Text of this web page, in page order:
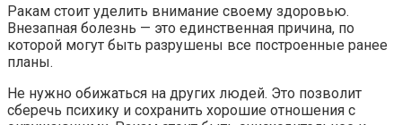
Ракам стоит уделить внимание своему здоровью.
Внезапная болезнь — это единственная причина, по
которой могут быть разрушены все построенные ранее
планы.
Не нужно обижаться на других людей. Это позволит
сберечь психику и сохранить хорошие отношения с